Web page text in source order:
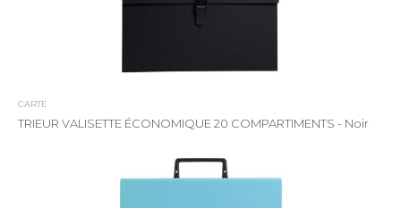
CARTE
TRIEUR VALISETTE ÉCONOMIQUE 20 COMPARTIMENTS - Noir